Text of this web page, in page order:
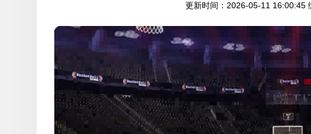
更新时间：2026-05-11 16:00:45